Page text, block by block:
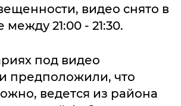
видео снято в
21:00 - 21:30.
под видео
предположили, что
ведется из района